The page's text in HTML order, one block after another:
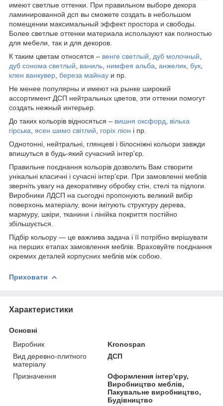
имеют светлые оттенки. При правильном выборе декора
ламинированной дсп вы сможете создать в небольшом
помещении максимальный эффект простора и свободы.
Более светлые оттенки материала используют как полностью
для мебели, так и для декоров.
К таким цветам относятся – венге светлый дуб молочный
дуб сонома светлый
ваниль нимфея альба анжелик бук
клен ванкувер береза майнау и пр.
Не менее популярны и имеют на рынке широкий
ассортимент ДСП нейтральных цветов, эти оттенки помогут
создать нежный интерьер.
До таких кольорів відносяться – вишня оксфорд
вільха
гірська ясен шимо світлий горіх ліон і пр.
Однотонні, нейтральні, глянцеві і білосніжні кольори завжди
впишуться в будь-який сучасний інтер'єр.
Правильне поєднання кольорів дозволить Вам створити
унікальні класичні і сучасні інтер'єри. При замовленні меблів
зверніть увагу на декоративну обробку стін, стелі та підлоги.
Виробники ЛДСП на сьогодні пропонують великий вибір
поверхонь матеріалу, вони імітують структуру дерева,
мармуру, шкіри, тканини і лінійка покриття постійно
збільшується.
Підбір кольору — це важлива задача і її потрібно вирішувати
на перших етапах замовлення меблів. Враховуйте поєднання
окремих деталей корпусних меблів між собою.
Приховати
Характеристики
Основні
Виробник
Kronospan
Вид деревно-плитного
матеріалу
ДСП
Призначення
Оформлення інтер'єру,
Виробництво меблів,
Пакувальне виробництво,
Будівництво